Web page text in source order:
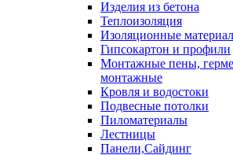
Изделия из бетона
Теплоизоляция
Изоляционные
Гипсокартон и профили
Монтажные пены,
монтажные
Кровля и водостоки
Подвесные потолки
Пиломатериалы
Лестницы
Панели,Сайдинг